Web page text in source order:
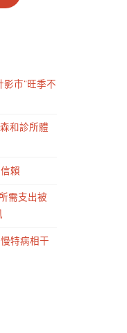
市“旺季不
和診所體
賴
需支出被
特病相干